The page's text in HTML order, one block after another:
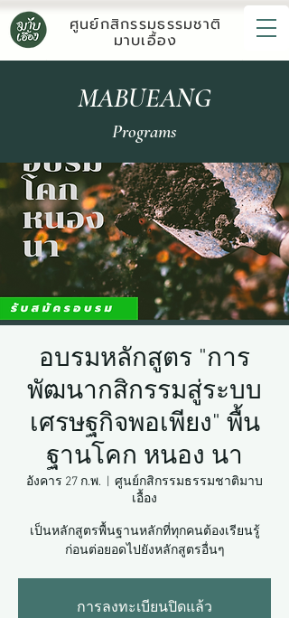
ศูนย์กสิกรรมธรรมชาติ
มาบเอื้อง
MABUEANG
Programs
อบรมหลักสูตร "การ
พัฒนากสิกรรมสู่ระบบ
เศรษฐกิจพอเพียง" พื้น
ฐานโคก หนอง นา
อังคาร 27 ก.พ.
ศูนย์กสิกรรมธรรมชาติมาบ
เอื้อง
เป็นหลักสูตรพื้นฐานหลักที่ทุกคนต้องเรียนรู้
ก่อนต่อยอดไปยังหลักสูตรอื่นๆ
การลงทะเบียนปิดแล้ว